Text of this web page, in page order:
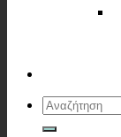
Αναζήτηση
για: